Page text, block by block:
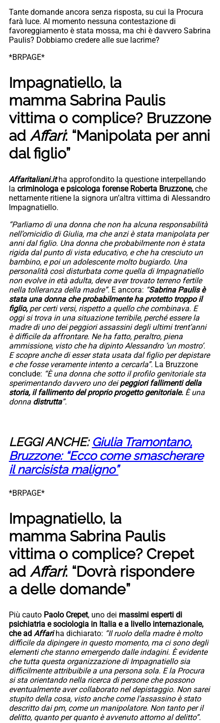
Tante domande ancora senza risposta, su cui la Procura
farà luce. Al momento nessuna contestazione di
favoreggiamento è stata mossa, ma chi è davvero Sabrina
Paulis? Dobbiamo credere alle sue lacrime?
*BRPAGE*
Impagnatiello, la
mamma Sabrina Paulis
vittima o complice? Bruzzone
ad Affari: “Manipolata per anni
dal figlio”
Affaritaliani.itha approfondito la questione interpellando
la criminologa e psicologa forense Roberta Bruzzone, che
nettamente ritiene la signora un’altra vittima di Alessandro
Impagnatiello.
“Parliamo di una donna che non ha alcuna responsabilità
nell’omicidio di Giulia, ma che anzi è stata manipolata per
anni dal figlio. Una donna che probabilmente non è stata
rigida dal punto di vista educativo, e che ha cresciuto un
bambino, e poi un adolescente molto bugiardo. Una
personalità così disturbata come quella di Impagnatiello
non evolve in età adulta, deve aver trovato terreno fertile
nella tolleranza della madre”. E ancora: “Sabrina Paulis è
stata una donna che probabilmente ha protetto troppo il
figlio,per certi versi, rispetto a quello che combinava. E
oggi si trova in una situazione terribile, perché essere la
madre di uno dei peggiori assassini degli ultimi trent’anni
è difficile da affrontare. Ne ha fatto, peraltro, piena
ammissione, visto che ha dipinto Alessandro ‘un mostro’.
E scopre anche di esser stata usata dal figlio per depistare
e che fosse veramente intento a cercarla”. La Bruzzone
conclude: “È una donna che sotto il profilo genitoriale sta
sperimentando davvero uno deipeggiori fallimenti della
storia, il fallimento del proprio progetto genitoriale. È una
donna distrutta”.
LEGGI ANCHE: Giulia Tramontano,
Bruzzone: “Ecco come smascherare
il narcisista maligno”
*BRPAGE*
Impagnatiello, la
mamma Sabrina Paulis
vittima o complice? Crepet
ad Affari: “Dovrà rispondere
a delle domande”
Più cauto Paolo Crepet, uno dei massimi esperti di
psichiatria e sociologia in Italia e a livello internazionale,
che ad Affari ha dichiarato: “Il ruolo della madre è molto
difficile da dipingere in questo momento, ma ci sono degli
elementi che stanno emergendo dalle indagini. È evidente
che tutta questa organizzazione di Impagnatiello sia
difficilmente attribuibile a una persona sola. E la Procura
si sta orientando nella ricerca di persone che possono
eventualmente aver collaborato nel depistaggio. Non sarei
stupito della cosa, visto anche come l’assassino è stato
descritto dai pm, come un manipolatore. Non tanto per il
delitto, quanto per quanto è avvenuto attorno al delitto”.